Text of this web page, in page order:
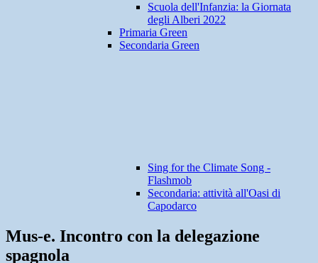
Scuola dell'Infanzia: la Giornata
degli Alberi 2022
Primaria Green
Secondaria Green
Sing for the Climate Song -
Flashmob
Secondaria: attività all'Oasi di
Capodarco
Mus-e. Incontro con la delegazione
spagnola